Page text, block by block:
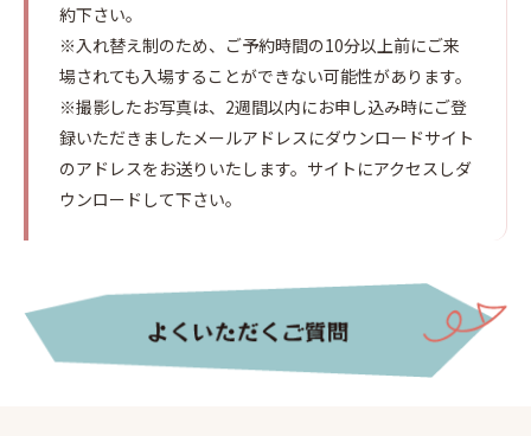
約下さい。
※入れ替え制のため、ご予約時間の10分以上前にご来
場されても入場することができない可能性があります。
※撮影したお写真は、2週間以内にお申し込み時にご登
録いただきましたメールアドレスにダウンロードサイト
のアドレスをお送りいたします。サイトにアクセスしダ
ウンロードして下さい。